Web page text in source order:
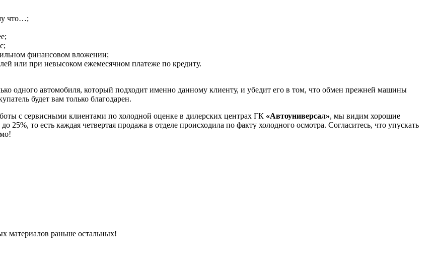
что…;
финансовом вложении;
или при невысоком ежемесячном платеже по кредиту.
одного автомобиля, который подходит именно данному клиенту, и убедит его в том, что обмен прежней машины
будет вам только благодарен.
с сервисными клиентами по холодной оценке в дилерских центрах ГК «Автоуниверсал», мы видим хорошие
то есть каждая четвертая продажа в отделе происходила по факту холодного осмотра. Согласитесь, что упускать
материалов раньше остальных!